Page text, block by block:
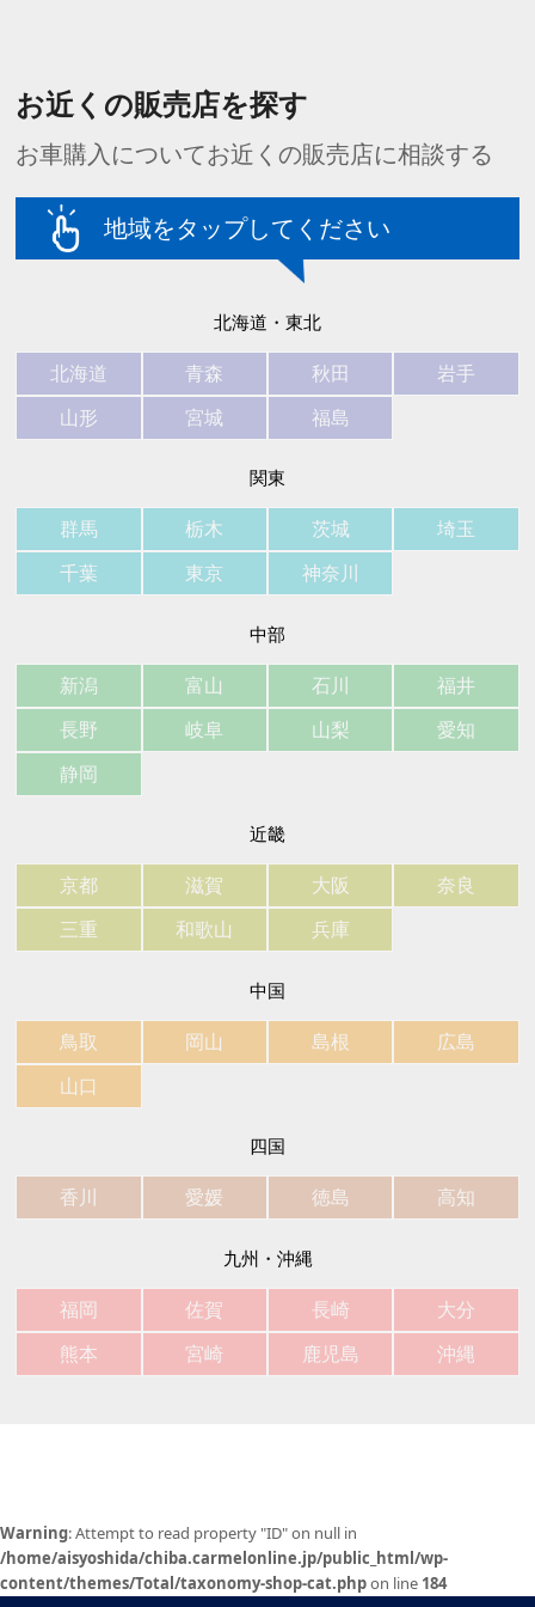
お近くの販売店を探す
お車購入についてお近くの販売店に相談する
地域をタップしてください
北海道・東北
北海道 青森 秋田
岩手
山形
宮城 福島
関東
群馬 栃木 茨城
埼玉
千葉
東京 神奈川
中部
新潟 富山 石川
福井
長野
岐阜 山梨
愛知
静岡
近畿
京都 滋賀 大阪
奈良
三重
和歌山 兵庫
中国
鳥取 岡山 島根
広島
山口
四国
香川 愛媛 徳島 高知
九州・沖縄
福岡 佐賀 長崎
大分
熊本
宮崎 鹿児島 沖縄
Warning: Attempt to read property "ID" on null in
/home/aisyoshida/chiba.carmelonline.jp/public_html/wp-
content/themes/Total/taxonomy-shop-cat.phpon line 184